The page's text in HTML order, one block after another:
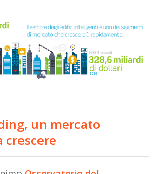
un mercato
crescere